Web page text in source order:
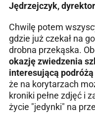
Jędrzejczyk,
Chwilę potem
gdzie już czekał na
drobna przekąska.
okazję zwiedzenia
interesującą
że na korytarzach
kroniki pełne zdjęć i
życie "jedynki" na